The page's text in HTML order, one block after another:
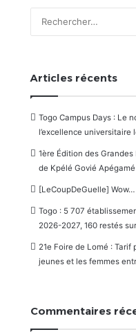
Articles récents
Togo Campus Days : Le
l’excellence universitaire
1ère Édition des
de Kpélé Govié
[LeCoupDeGuelle]
Togo : 5 707
2026-2027, 160 restés
21e Foire de Lomé :
jeunes et les femmes
Commentaires